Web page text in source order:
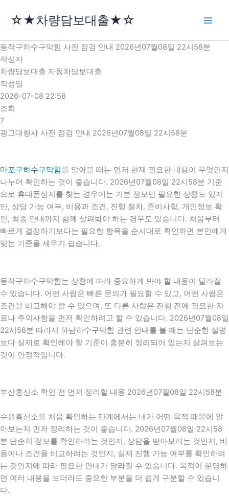
로
건
너
뛰
기
☆★차량담보대출★☆
동작구하수구막힘 사전 점검 안내 2026년07월08일 22시58분
작성자
차량담보대출 자동차담보대출
작성일
2026-07-08 22:58
조회
7
광고대행사 사전 점검 안내 2026년07월08일 22시58분
마포구하수구막힘를 알아볼 때는 먼저 현재 필요한 내용이 무엇인지
나누어 확인하는 것이 좋습니다. 2026년07월08일 22시58분 기준
으로 휴대폰성지를 찾는 경우에는 기본 정보만 필요한 상황도 있지
만, 상담 가능 여부, 비용과 조건, 진행 절차, 준비사항, 개인정보 확
인, 최종 안내까지 함께 살펴봐야 하는 경우도 있습니다. 처음부터
빠르게 결정하기보다는 필요한 항목을 순서대로 확인하면 본인에게
맞는 기준을 세우기 쉽습니다.
동작구하수구막힘는 상황에 따라 중요하게 봐야 할 내용이 달라질
수 있습니다. 어떤 사람은 빠른 문의가 필요할 수 있고, 어떤 사람은
조건을 비교해야 할 수 있으며, 또 다른 사람은 진행 전에 필요한 자
료나 주의사항을 먼저 확인하려고 할 수 있습니다. 2026년07월08일
22시58분 따라서 하남하수구막힘 관련 안내를 볼 때는 단순한 설명
보다 실제로 확인해야 할 기준이 충분히 정리되어 있는지 살펴보는
것이 안정적입니다.
부산흥신소 확인 전 먼저 정리할 내용 2026년07월08일 22시58분
수원흥신소를 처음 확인하는 단계에서는 내가 어떤 목적 때문에 알
아보는지 먼저 정리하는 것이 좋습니다. 2026년07월08일 22시58
분 단순히 정보를 확인하려는 것인지, 상담을 받아보려는 것인지, 비
용이나 조건을 비교하려는 것인지, 실제 진행 가능 여부를 확인하려
는 것인지에 따라 필요한 안내가 달라질 수 있습니다. 목적이 분명하
면 여러 내용을 보더라도 중요한 부분을 더 쉽게 구분할 수 있습니
다.